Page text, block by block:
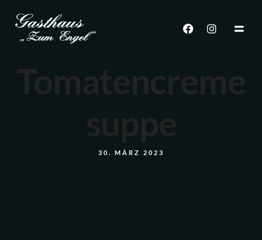
Tomatencreme
suppe
30. MÄRZ 2023